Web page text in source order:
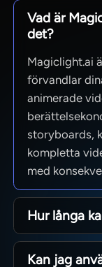
Vad är
det?
Magiclight.ai
förvandlar
animerade
storyboards,
kompletta
med
Hur långa
Från snabba
minuter.
Kan jag